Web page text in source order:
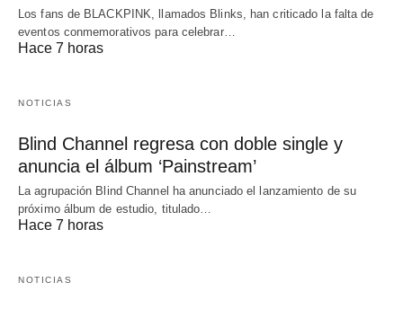
Los fans de BLACKPINK, llamados Blinks, han criticado la falta de
eventos conmemorativos para celebrar…
Hace 7 horas
NOTICIAS
Blind Channel regresa con doble single y
anuncia el álbum ‘Painstream’
La agrupación Blind Channel ha anunciado el lanzamiento de su
próximo álbum de estudio, titulado…
Hace 7 horas
NOTICIAS